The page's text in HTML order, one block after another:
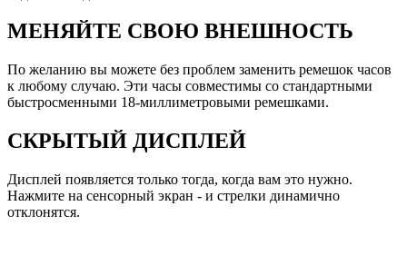
МЕНЯЙТЕ СВОЮ ВНЕШНОСТЬ
По желанию вы можете без проблем заменить ремешок часов
к любому случаю. Эти часы совместимы со стандартными
быстросменными 18-миллиметровыми ремешками.
СКРЫТЫЙ ДИСПЛЕЙ
Дисплей появляется только тогда, когда вам это нужно.
Нажмите на сенсорный экран - и стрелки динамично
отклонятся.